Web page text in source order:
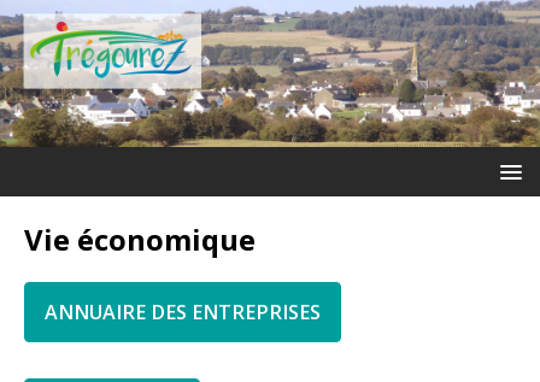
Vie économique
ANNUAIRE DES ENTREPRISES